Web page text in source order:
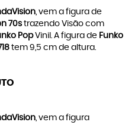
, vem a figura de
70s trazendo Visão com
PopVinil. A figura de Funko
tem 9,5 cm de altura.
, vem a figura